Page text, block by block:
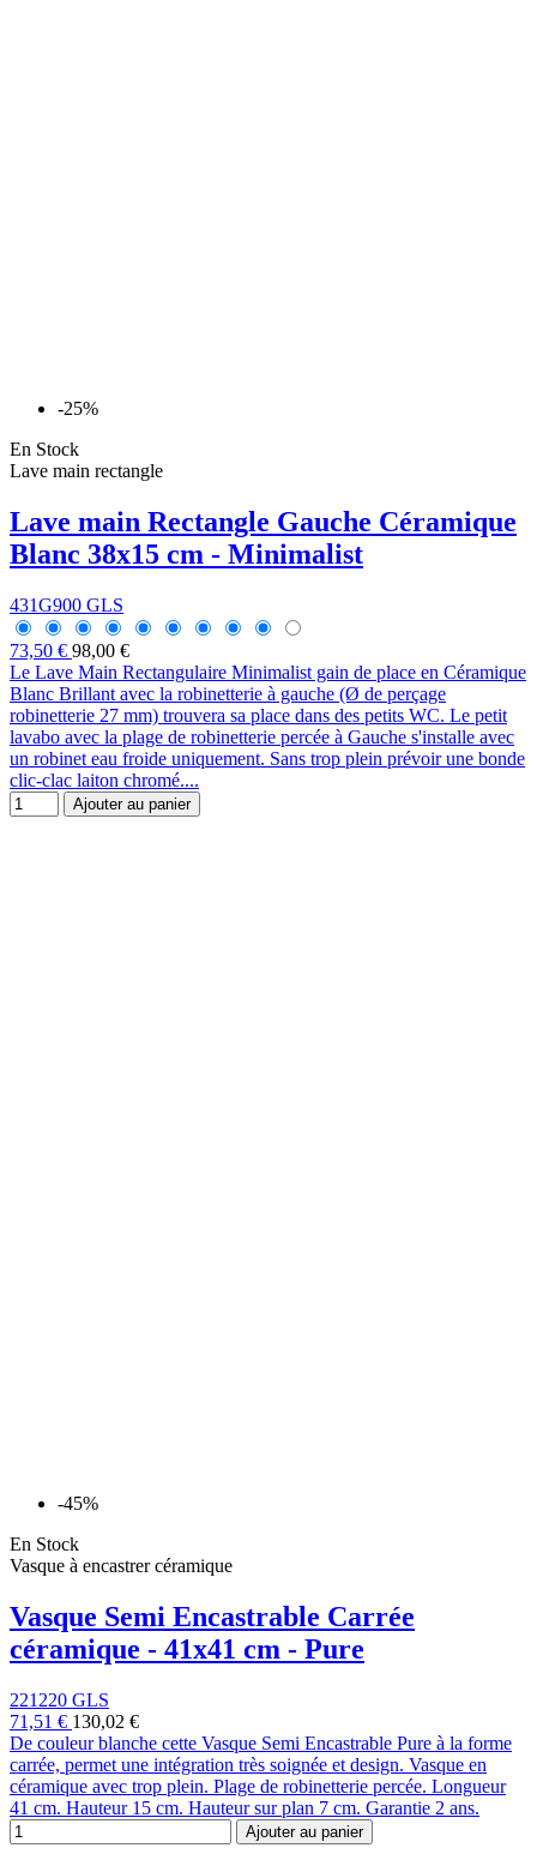
-25%
En Stock
Lave main rectangle
Lave main Rectangle Gauche Céramique
Blanc 38x15 cm - Minimalist
431G900 GLS
73,50 € 98,00 €
Le Lave Main Rectangulaire Minimalist gain de place en Céramique
Blanc Brillant avec la robinetterie à gauche (Ø de perçage
robinetterie 27 mm) trouvera sa place dans des petits WC. Le petit
lavabo avec la plage de robinetterie percée à Gauche s'installe avec
un robinet eau froide uniquement. Sans trop plein prévoir une bonde
clic-clac laiton chromé....
Ajouter au panier
-45%
En Stock
Vasque à encastrer céramique
Vasque Semi Encastrable Carrée
céramique - 41x41 cm - Pure
221220 GLS
71,51 € 130,02 €
De couleur blanche cette Vasque Semi Encastrable Pure à la forme
carrée, permet une intégration très soignée et design. Vasque en
céramique avec trop plein. Plage de robinetterie percée. Longueur
41 cm. Hauteur 15 cm. Hauteur sur plan 7 cm. Garantie 2 ans.
Ajouter au panier